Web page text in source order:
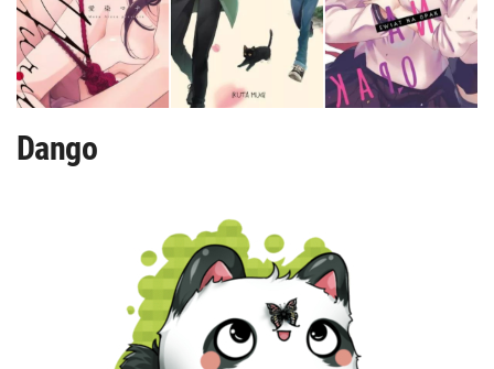
Dango